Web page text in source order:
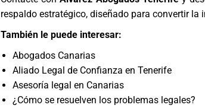
respaldo estratégico, diseñado para convertir la
También le puede interesar:
Abogados Canarias
Aliado Legal de Confianza en Tenerife
Asesoría legal en Canarias
¿Cómo se resuelven los problemas legales?